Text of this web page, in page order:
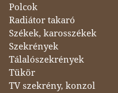
Polcok
Radiátor takaró
Székek, karosszékek
Szekrények
Tálalószekrények
Tükör
TV szekrény, konzol